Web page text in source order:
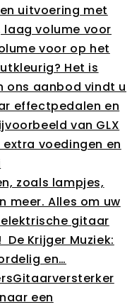
uitvoering met
volume voor
voor op het
Het is
ons aanbod vindt u
effectpedalen en
van GLX
voedingen en
zoals lampjes,
meer. Alles om uw
gitaar
Krijger Muziek:
en…
Gitaarversterker
een